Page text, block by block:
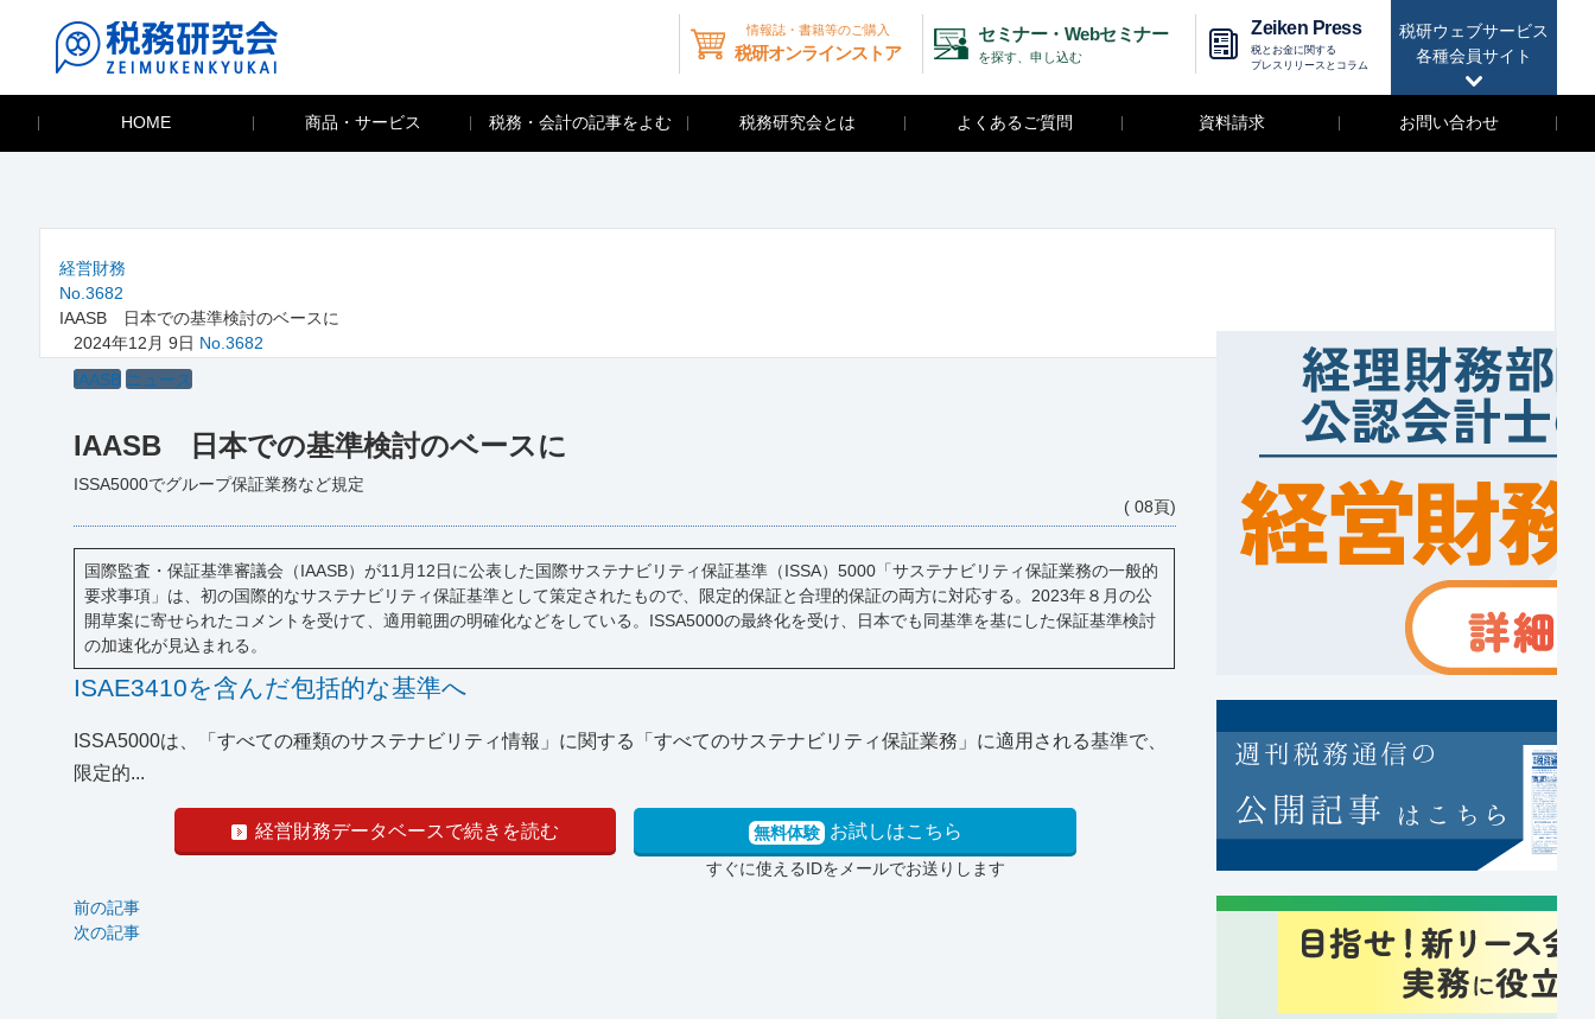
税研ウェブサービス
各種会員サイト
情報誌・書籍等のご購入
税研オンラインストア
セミナー・Webセミナー
を探す、申し込む
Zeiken Press
税とお金に関する
プレスリリースとコラム
HOME 商品・サービス 税務・会計の記事をよむ 税務研究会とは よくあるご質問 資料請求 お問い合わせ
経営財務
No.3682
IAASB 日本での基準検討のベースに
2024年12月 9日 No.3682
IAASB ニュース
IAASB 日本での基準検討のベースに
ISSA5000でグループ保証業務など規定
( 08頁)
国際監査・保証基準審議会（IAASB）が11月12日に公表した国際サステナビリティ保証基準（ISSA）5000「サステナビリティ保証業務の一般的
要求事項」は、初の国際的なサステナビリティ保証基準として策定されたもので、限定的保証と合理的保証の両方に対応する。2023年８月の公
開草案に寄せられたコメントを受けて、適用範囲の明確化などをしている。ISSA5000の最終化を受け、日本でも同基準を基にした保証基準検討
の加速化が見込まれる。
ISAE3410を含んだ包括的な基準へ
ISSA5000は、「すべての種類のサステナビリティ情報」に関する「すべてのサステナビリティ保証業務」に適用される基準で、
限定的...
経営財務データベースで続きを読む 無料体験 お試しはこちら
すぐに使えるIDをメールでお送りします
前の記事
次の記事